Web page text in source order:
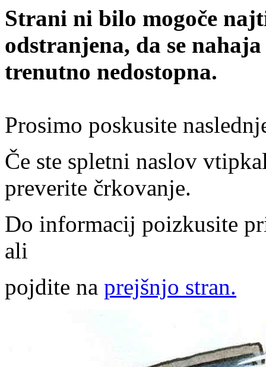
Strani ni bilo mogoče
odstranjena, da se
trenutno nedostopna.
Prosimo poskusite
Če ste spletni naslov
preverite črkovanje.
Do informacij poizkusite
ali
pojdite na prejšnjo stran.